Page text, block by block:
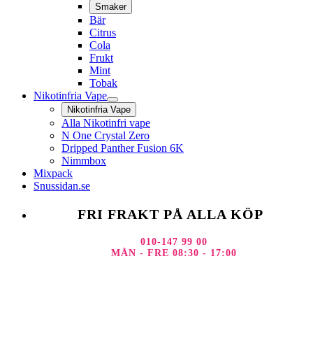
Smaker
Bär
Citrus
Cola
Frukt
Mint
Tobak
Nikotinfria Vape
Nikotinfria Vape
Alla Nikotinfri vape
N One Crystal Zero
Dripped Panther Fusion 6K
Nimmbox
Mixpack
Snussidan.se
FRI FRAKT PÅ ALLA KÖP
010-147 99 00
MÅN - FRE 08:30 - 17:00